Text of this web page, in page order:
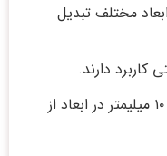
مختلف تبدیل
دارند.
مقطع مربع این نوع پروفیل فولادی عموما با ضخامت های ۲ میلیمتر تا ۱۰ میلیمتر در ابعاد ۱۰ × ۱۰ × ۶۰۰۰ تا ۳۰۰ × ۳۰۰ × ۶۰۰۰ و مقطع مستطیل آن با ضخامت های ۲ میلیمتر تا ۱۰ میلیمتر در ابعاد از